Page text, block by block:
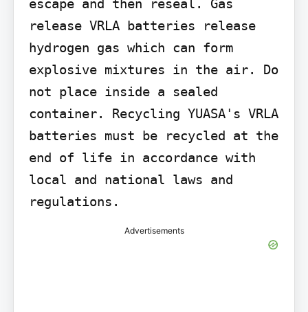
escape and then reseal. Gas
release VRLA batteries release
hydrogen gas which can form
explosive mixtures in the air. Do
not place inside a sealed
container. Recycling YUASA's VRLA
batteries must be recycled at the
end of life in accordance with
local and national laws and
regulations.
Advertisements